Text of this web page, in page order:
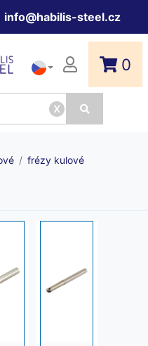
info@habilis-steel.cz
x
0
frézy kulové